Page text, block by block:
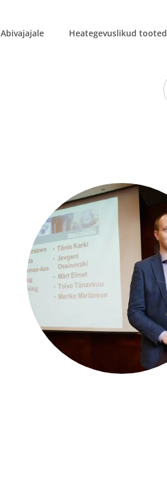
Abivajajale Heategevuslikud tooted